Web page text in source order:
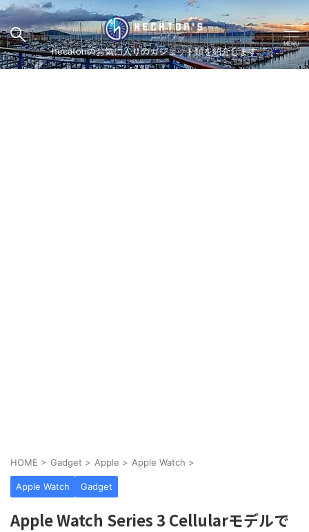
hecatonのお気に入りのガジェット類を紹介します
HOME > Gadget > Apple > Apple Watch >
Apple Watch Gadget
Apple Watch Series 3 Cellularモデルで